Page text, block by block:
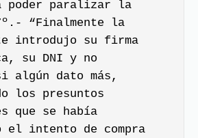
poder paralizar la
“Finalmente la
introdujo su firma
su DNI y no
algún dato más,
los presuntos
que se había
el intento de compra